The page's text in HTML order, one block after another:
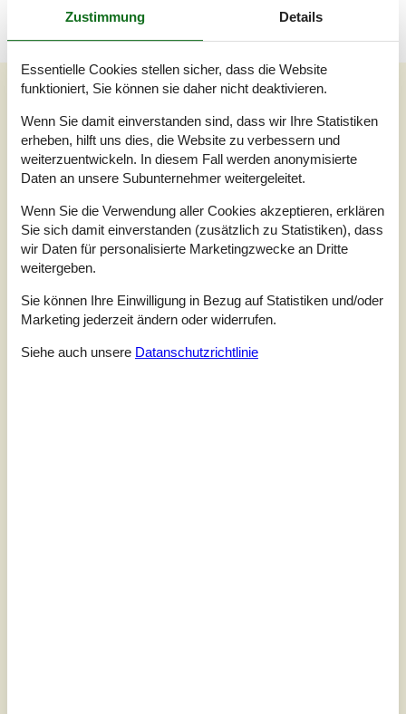
Externe Bewertungen
Unsere GästebewertungenExterne Bewertungen
4,8
Insgesamt:
4,9
Service vor Ort:
Lage:
15 externe Bewertungen
Zustimmung Details
Essentielle Cookies stellen sicher, dass die Website
funktioniert, Sie können sie daher nicht deaktivieren.
Wenn Sie damit einverstanden sind, dass wir Ihre Statistiken
erheben, hilft uns dies, die Website zu verbessern und
weiterzuentwickeln. In diesem Fall werden anonymisierte
Daten an unsere Subunternehmer weitergeleitet.
Wenn Sie die Verwendung aller Cookies akzeptieren, erklären
Sie sich damit einverstanden (zusätzlich zu Statistiken), dass
wir Daten für personalisierte Marketingzwecke an Dritte
weitergeben.
Sie können Ihre Einwilligung in Bezug auf Statistiken und/oder
Marketing jederzeit ändern oder widerrufen.
Siehe auch unsere Datanschutzrichtlinie